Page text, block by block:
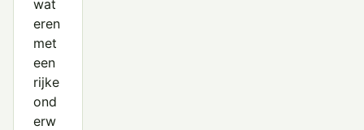
wat
eren
met
een
rijke
ond
erw